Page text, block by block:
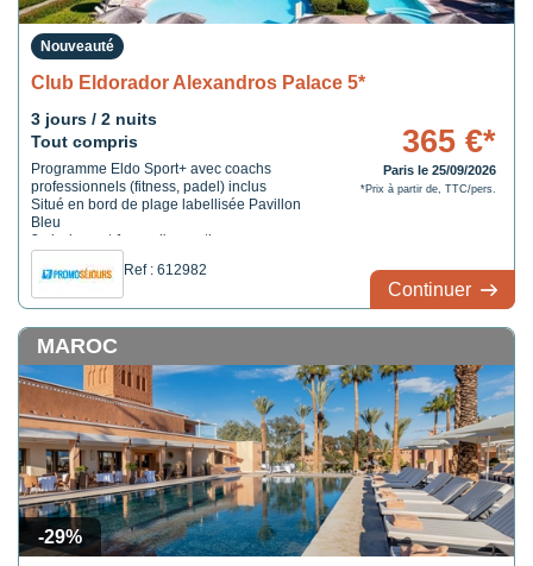
Nouveauté
Club Eldorador Alexandros Palace 5*
3 jours / 2 nuits
Tout compris
Programme Eldo Sport+ avec coachs
professionnels (fitness, padel) inclus
Situé en bord de plage labellisée Pavillon
Bleu
3 piscines et 1 spa d'exception
Ref : 612982
365 €*
Paris le 25/09/2026
*Prix à partir de, TTC/pers.
Continuer
-29%
MAROC